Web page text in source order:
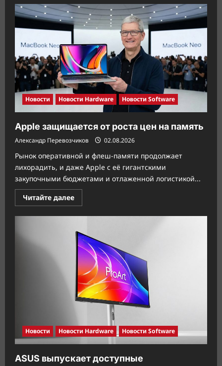
Sony
запаслась
памятью
перед
запуском
GTA
VI
Новости Новости Hardware Новости Software
Apple защищается от роста цен на память
Александр Перевозчиков 02.08.2026
Рынок оперативной и флеш-памяти продолжает
лихорадить, и даже Apple с её гигантскими
закупочными бюджетами и отлаженной логистикой...
Читайте далееПрочитать
больше
Apple
от
роста
цен
на
память
Новости Новости Hardware Новости Software
ASUS выпускает доступные